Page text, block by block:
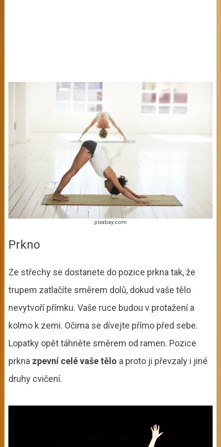
pixabay.com
Prkno
Ze střechy se dostanete do pozice prkna tak, že
trupem zatlačíte směrem dolů, dokud vaše tělo
nevytvoří přímku. Vaše ruce budou v protažení a
kolmo k zemi. Očima se dívejte přímo před sebe.
Lopatky opět táhněte směrem od ramen. Pozice
prkna zpevní celé vaše tělo a proto ji převzaly i jiné
druhy cvičení.